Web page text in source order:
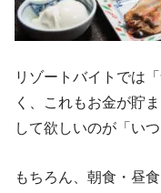
リゾートバイトでは
く、これもお金が貯
して欲しいのが「い
もちろん、朝食・昼